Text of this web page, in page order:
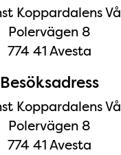
Koppardalens
Polervägen 8
774 41 Avesta
Besöksadress
Koppardalens
Polervägen 8
774 41 Avesta